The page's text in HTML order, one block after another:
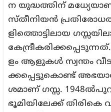
ന യുദ്ധത്തിന്
സ്തീനിയന്‍
ളിത്തൊട്ടിലായ
ളം ആളുകള്‍ സ്വന്തം
ക്കപ്പെട്ടുകൊണ്ട്
ശമാണ് ഗസ്സ.
ഭൂമിയിലേക്ക്